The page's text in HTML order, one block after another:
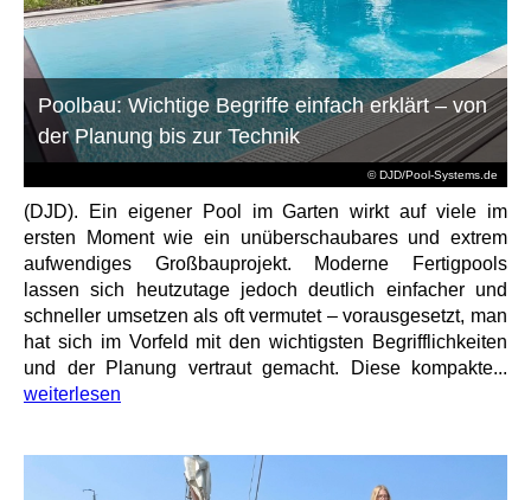
© DJD/Pool-Systems.de
Poolbau: Wichtige Begriffe einfach erklärt – von
der Planung bis zur Technik
(DJD). Ein eigener Pool im Garten wirkt auf viele im
ersten Moment wie ein unüberschaubares und extrem
aufwendiges Großbauprojekt. Moderne Fertigpools
lassen sich heutzutage jedoch deutlich einfacher und
schneller umsetzen als oft vermutet – vorausgesetzt, man
hat sich im Vorfeld mit den wichtigsten Begrifflichkeiten
und der Planung vertraut gemacht. Diese kompakte...
weiterlesen